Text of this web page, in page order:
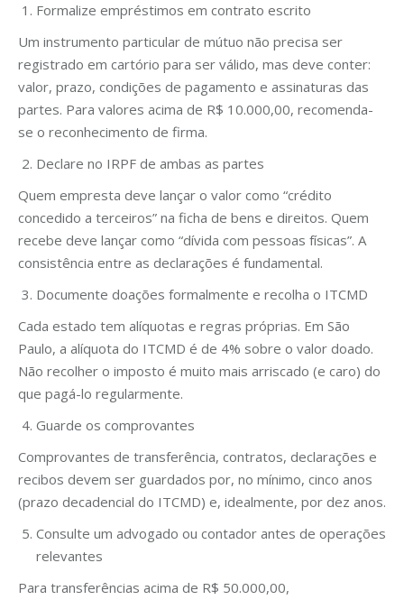
Formalize empréstimos em contrato escrito
Um instrumento particular de mútuo não precisa ser
registrado em cartório para ser válido, mas deve conter:
valor, prazo, condições de pagamento e assinaturas das
partes. Para valores acima de R$ 10.000,00, recomenda-
se o reconhecimento de firma.
Declare no IRPF de ambas as partes
Quem empresta deve lançar o valor como “crédito
concedido a terceiros” na ficha de bens e direitos. Quem
recebe deve lançar como “dívida com pessoas físicas”. A
consistência entre as declarações é fundamental.
Documente doações formalmente e recolha o ITCMD
Cada estado tem alíquotas e regras próprias. Em São
Paulo, a alíquota do ITCMD é de 4% sobre o valor doado.
Não recolher o imposto é muito mais arriscado (e caro) do
que pagá-lo regularmente.
Guarde os comprovantes
Comprovantes de transferência, contratos, declarações e
recibos devem ser guardados por, no mínimo, cinco anos
(prazo decadencial do ITCMD) e, idealmente, por dez anos.
Consulte um advogado ou contador antes de operações
relevantes
Para transferências acima de R$ 50.000,00,